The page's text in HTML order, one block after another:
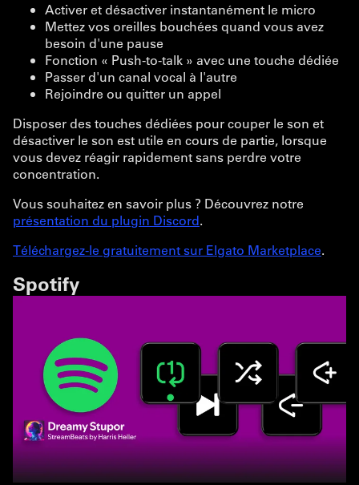
Activer et désactiver instantanément le micro
Mettez vos oreilles bouchées quand vous avez
besoin d'une pause
Fonction « Push-to-talk » avec une touche dédiée
Passer d'un canal vocal à l'autre
Rejoindre ou quitter un appel
Disposer des touches dédiées pour couper le son et
désactiver le son est utile en cours de partie, lorsque
vous devez réagir rapidement sans perdre votre
concentration.
Vous souhaitez en savoir plus ? Découvrez notre
présentation du plugin Discord.
Téléchargez-le gratuitement sur Elgato Marketplace.
Spotify